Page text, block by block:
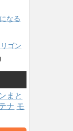
なる
ゴン
まと
ナ モ